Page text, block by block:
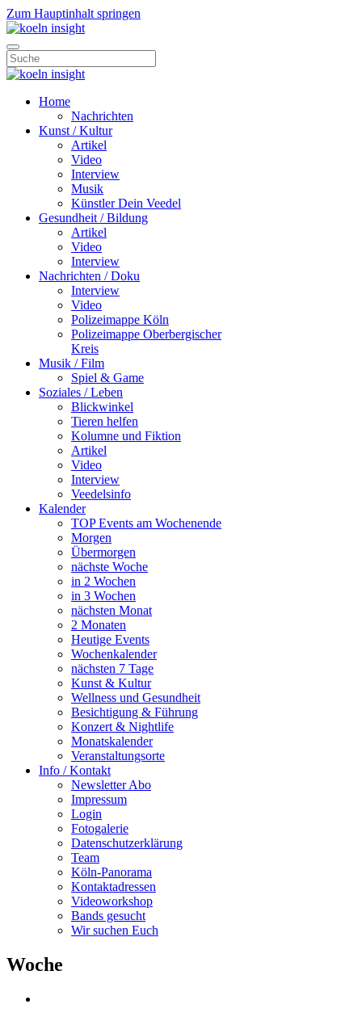
Zum Hauptinhalt springen
Home
Nachrichten
Kunst / Kultur
Artikel
Video
Interview
Musik
Künstler Dein Veedel
Gesundheit / Bildung
Artikel
Video
Interview
Nachrichten / Doku
Interview
Video
Polizeimappe Köln
Polizeimappe Oberbergischer
Kreis
Musik / Film
Spiel & Game
Soziales / Leben
Blickwinkel
Tieren helfen
Kolumne und Fiktion
Artikel
Video
Interview
Veedelsinfo
Kalender
TOP Events am Wochenende
Morgen
Übermorgen
nächste Woche
in 2 Wochen
in 3 Wochen
nächsten Monat
2 Monaten
Heutige Events
Wochenkalender
nächsten 7 Tage
Kunst & Kultur
Wellness und Gesundheit
Besichtigung & Führung
Konzert & Nightlife
Monatskalender
Veranstaltungsorte
Info / Kontakt
Newsletter Abo
Impressum
Login
Fotogalerie
Datenschutzerklärung
Team
Köln-Panorama
Kontaktadressen
Videoworkshop
Bands gesucht
Wir suchen Euch
Woche